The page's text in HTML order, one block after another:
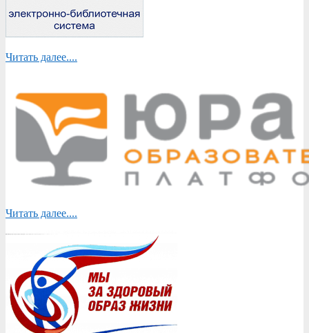
Читать далее....
Читать далее....